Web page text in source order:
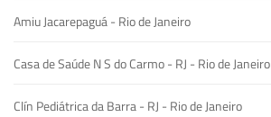
Amiu Jacarepaguá - Rio de Janeiro
Casa de Saúde N S do Carmo - RJ - Rio de Janeiro
Clín Pediátrica da Barra - RJ - Rio de Janeiro